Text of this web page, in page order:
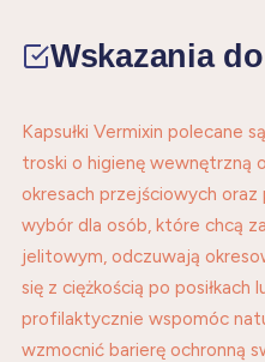
Wskazania
Kapsułki Vermixin polecane
troski o higienę wewnętrzną
okresach przejściowych
wybór dla osób, które chcą
jelitowym, odczuwają
się z ciężkością po posiłkach
profilaktycznie wspomóc
wzmocnić barierę ochronną